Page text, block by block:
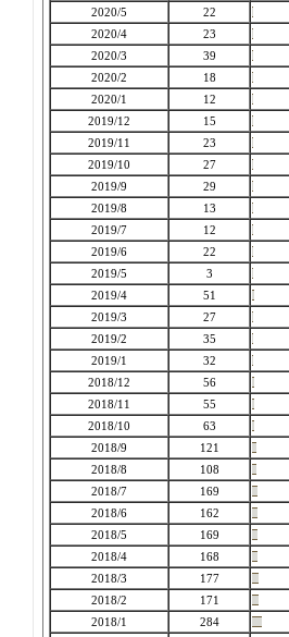
2020/5
22
2020/4
23
2020/3
39
2020/2
18
2020/1
12
2019/12
15
2019/11
23
2019/10
27
2019/9
29
2019/8
13
2019/7
12
2019/6
22
2019/5
3
2019/4
51
2019/3
27
2019/2
35
2019/1
32
2018/12
56
2018/11
55
2018/10
63
2018/9
121
2018/8
108
2018/7
169
2018/6
162
2018/5
169
2018/4
168
2018/3
177
2018/2
171
2018/1
284